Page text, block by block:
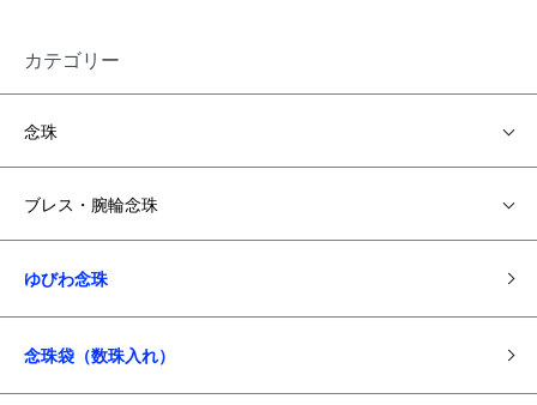
カテゴリー
念珠
ブレス・腕輪念珠
ゆびわ念珠
念珠袋（数珠入れ）